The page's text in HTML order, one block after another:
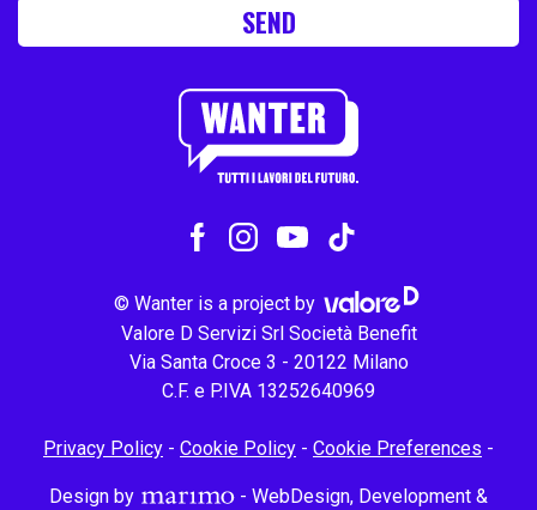
SEND
© Wanter is a project by
Valore D Servizi Srl Società Benefit
Via Santa Croce 3 - 20122 Milano
C.F. e P.IVA 13252640969
Privacy Policy - Cookie Policy - Cookie Preferences -
Design by - WebDesign, Development &